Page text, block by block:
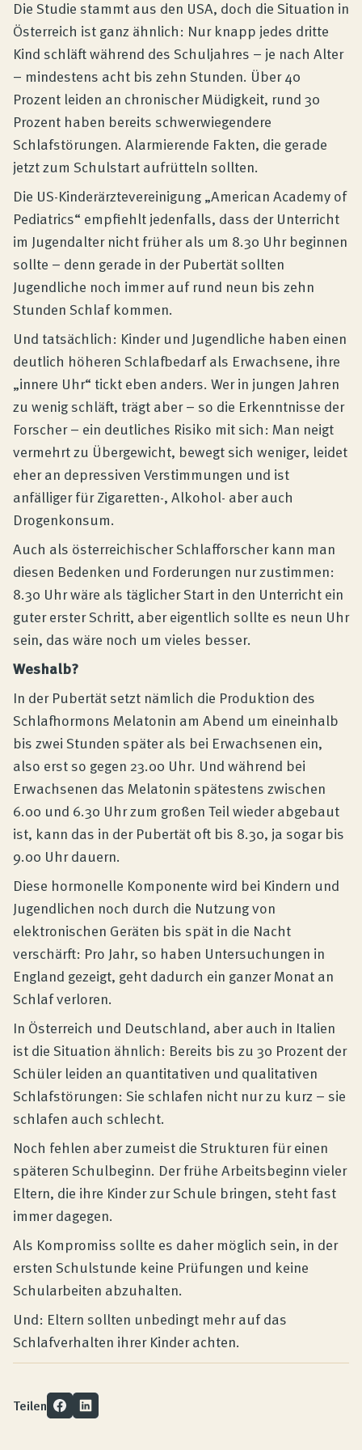
Produktberatung
Unternehmen
Kontakt
Magazin
Die Studie stammt aus den USA, doch die Situation in
Österreich ist ganz ähnlich: Nur knapp jedes dritte
Kind schläft während des Schuljahres – je nach Alter
– mindestens acht bis zehn Stunden. Über 40
Prozent leiden an chronischer Müdigkeit, rund 30
Prozent haben bereits schwerwiegendere
Schlafstörungen. Alarmierende Fakten, die gerade
jetzt zum Schulstart aufrütteln sollten.
Die US-Kinderärztevereinigung „American Academy of
Pediatrics“ empfiehlt jedenfalls, dass der Unterricht
im Jugendalter nicht früher als um 8.30 Uhr beginnen
sollte – denn gerade in der Pubertät sollten
Jugendliche noch immer auf rund neun bis zehn
Stunden Schlaf kommen.
Und tatsächlich: Kinder und Jugendliche haben einen
deutlich höheren Schlafbedarf als Erwachsene, ihre
„innere Uhr“ tickt eben anders. Wer in jungen Jahren
zu wenig schläft, trägt aber – so die Erkenntnisse der
Forscher – ein deutliches Risiko mit sich: Man neigt
vermehrt zu Übergewicht, bewegt sich weniger, leidet
eher an depressiven Verstimmungen und ist
anfälliger für Zigaretten-, Alkohol- aber auch
Drogenkonsum.
Auch als österreichischer Schlafforscher kann man
diesen Bedenken und Forderungen nur zustimmen:
8.30 Uhr wäre als täglicher Start in den Unterricht ein
guter erster Schritt, aber eigentlich sollte es neun Uhr
sein, das wäre noch um vieles besser.
Weshalb?
In der Pubertät setzt nämlich die Produktion des
Schlafhormons Melatonin am Abend um eineinhalb
bis zwei Stunden später als bei Erwachsenen ein,
also erst so gegen 23.00 Uhr. Und während bei
Erwachsenen das Melatonin spätestens zwischen
6.00 und 6.30 Uhr zum großen Teil wieder abgebaut
ist, kann das in der Pubertät oft bis 8.30, ja sogar bis
9.00 Uhr dauern.
Diese hormonelle Komponente wird bei Kindern und
Jugendlichen noch durch die Nutzung von
elektronischen Geräten bis spät in die Nacht
verschärft: Pro Jahr, so haben Untersuchungen in
England gezeigt, geht dadurch ein ganzer Monat an
Schlaf verloren.
In Österreich und Deutschland, aber auch in Italien
ist die Situation ähnlich: Bereits bis zu 30 Prozent der
Schüler leiden an quantitativen und qualitativen
Schlafstörungen: Sie schlafen nicht nur zu kurz – sie
schlafen auch schlecht.
Noch fehlen aber zumeist die Strukturen für einen
späteren Schulbeginn. Der frühe Arbeitsbeginn vieler
Eltern, die ihre Kinder zur Schule bringen, steht fast
immer dagegen.
Als Kompromiss sollte es daher möglich sein, in der
ersten Schulstunde keine Prüfungen und keine
Schularbeiten abzuhalten.
Und: Eltern sollten unbedingt mehr auf das
Schlafverhalten ihrer Kinder achten.
Teilen